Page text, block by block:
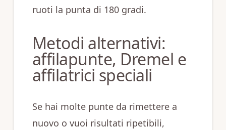
ruoti la punta di 180 gradi.
Metodi alternativi:
affilapunte, Dremel e
affilatrici speciali
Se hai molte punte da rimettere a
nuovo o vuoi risultati ripetibili,